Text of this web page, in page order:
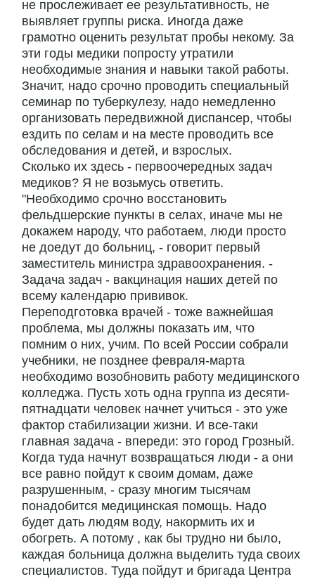
не прослеживает ее результативность, не
выявляет группы риска. Иногда даже
грамотно оценить результат пробы некому. За
эти годы медики попросту утратили
необходимые знания и навыки такой работы.
Значит, надо срочно проводить специальный
семинар по туберкулезу, надо немедленно
организовать передвижной диспансер, чтобы
ездить по селам и на месте проводить все
обследования и детей, и взрослых.
Сколько их здесь - первоочередных задач
медиков? Я не возьмусь ответить.
"Необходимо срочно восстановить
фельдшерские пункты в селах, иначе мы не
докажем народу, что работаем, люди просто
не доедут до больниц, - говорит первый
заместитель министра здравоохранения. -
Задача задач - вакцинация наших детей по
всему календарю прививок.
Переподготовка врачей - тоже важнейшая
проблема, мы должны показать им, что
помним о них, учим. По всей России собрали
учебники, не позднее февраля-марта
необходимо возобновить работу медицинского
колледжа. Пусть хоть одна группа из десяти-
пятнадцати человек начнет учиться - это уже
фактор стабилизации жизни. И все-таки
главная задача - впереди: это город Грозный.
Когда туда начнут возвращаться люди - а они
все равно пойдут к своим домам, даже
разрушенным, - сразу многим тысячам
понадобится медицинская помощь. Надо
будет дать людям воду, накормить их и
обогреть. А потому , как бы трудно ни было,
каждая больница должна выделить туда своих
специалистов. Туда пойдут и бригада Центра